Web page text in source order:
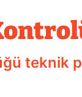
teknik